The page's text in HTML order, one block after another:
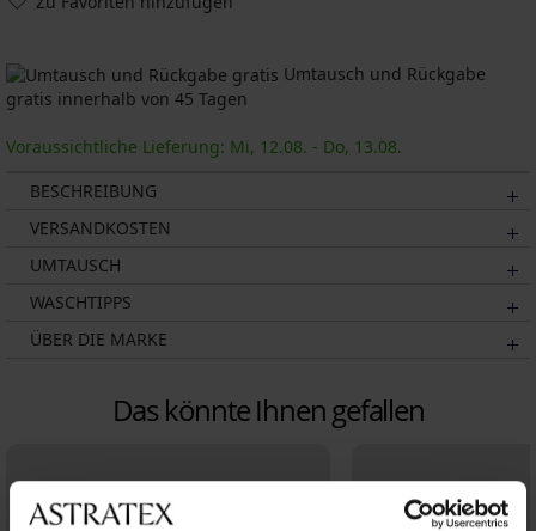
Umtausch und Rückgabe
gratis innerhalb von 45 Tagen
Voraussichtliche Lieferung: Mi, 12.08. - Do, 13.08.
BESCHREIBUNG
VERSANDKOSTEN
UMTAUSCH
WASCHTIPPS
ÜBER DIE MARKE
Das könnte Ihnen gefallen